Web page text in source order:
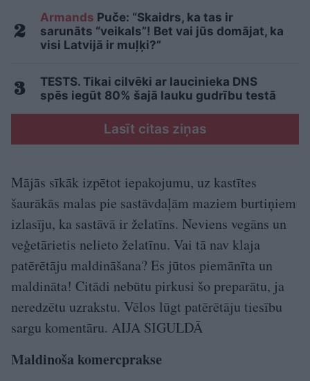
Armands Puče: “Skaidrs, ka tas ir
sarunāts “veikals”! Bet vai jūs domājat, ka
visi Latvijā ir muļķi?”
TESTS. Tikai cilvēki ar laucinieka DNS
spēs iegūt 80% šajā lauku gudrību testā
Lasīt citas ziņas
Mājās sīkāk izpētot iepakojumu, uz kastītes
šaurākās malas pie sastāvdaļām maziem burtiņiem
izlasīju, ka sastāvā ir želatīns. Neviens vegāns un
veģetārietis nelieto želatīnu. Vai tā nav klaja
patērētāju maldināšana? Es jūtos piemānīta un
maldināta! Citādi nebūtu pirkusi šo preparātu, ja
neredzētu uzrakstu. Vēlos lūgt patērētāju tiesību
sargu komentāru. AIJA SIGULDĀ
Maldinoša komercprakse